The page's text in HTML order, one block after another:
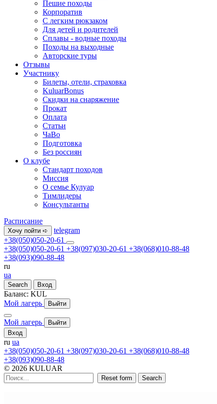
Пешие походы
Корпоратив
С легким рюкзаком
Для детей и родителей
Сплавы - водные походы
Походы на выходные
Авторские туры
Отзывы
Участнику
Билеты, отели, страховка
KuluarBonus
Скидки на снаряжение
Прокат
Оплата
Статьи
ЧаВо
Подготовка
Без россиян
О клубе
Стандарт походов
Миссия
О семье Кулуар
Тимлидеры
Консультанты
Расписание
Хочу пойти ➪
telegram
+38(050)050-20-61
+38(050)050-20-61 +38(097)030-20-61 +38(068)010-88-48
+38(093)090-88-48
ru
ua
Search Вход
Баланс: KUL
Мой лагерь
Выйти
Мой лагерь
Выйти
Вход
ru ua
+38(050)050-20-61 +38(097)030-20-61 +38(068)010-88-48
+38(093)090-88-48
© 2026 KULUAR
Reset form Search